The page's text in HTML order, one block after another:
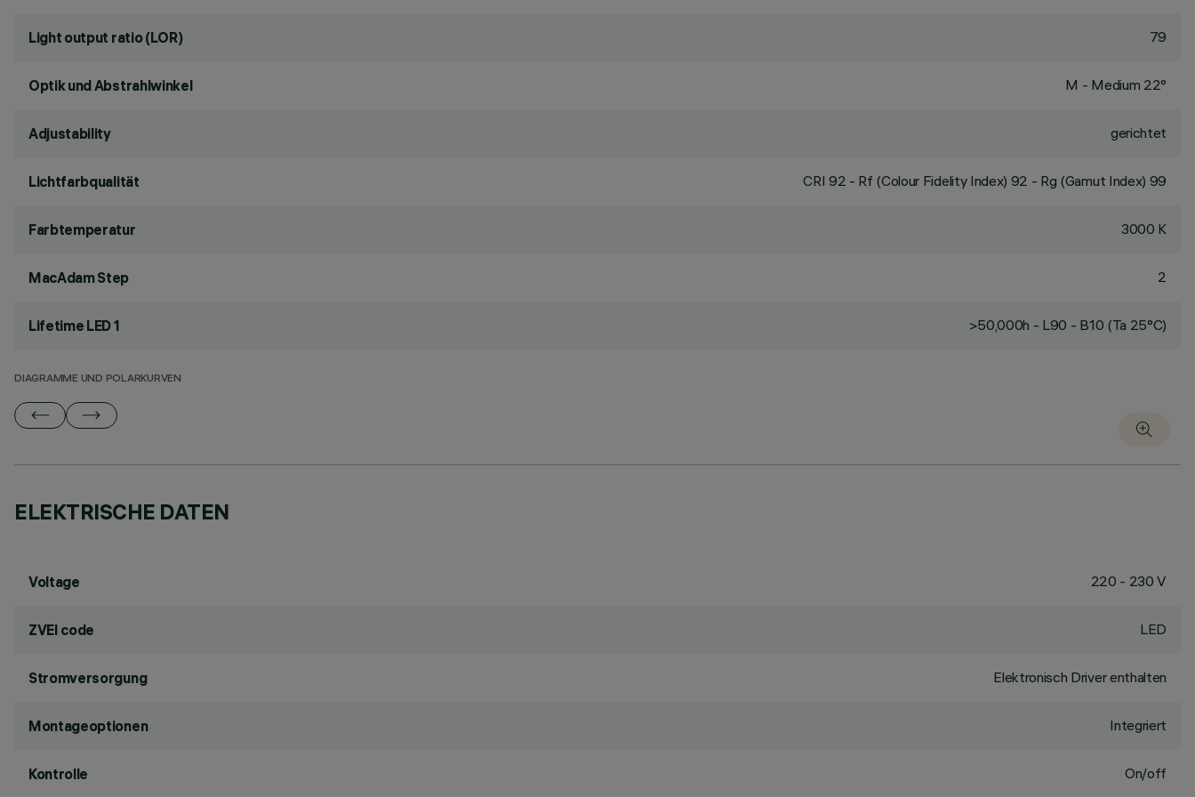
Light output ratio (LOR) 79
Optik und Abstrahlwinkel M - Medium 22°
Adjustability gerichtet
Lichtfarbqualität CRI 92 - Rf (Colour Fidelity Index) 92 - Rg (Gamut Index) 99
Farbtemperatur 3000 K
MacAdam Step 2
Lifetime LED 1 >50,000h - L90 - B10 (Ta 25°C)
DIAGRAMME UND POLARKURVEN
ELEKTRISCHE DATEN
Voltage 220 - 230 V
ZVEI code LED
Stromversorgung Elektronisch Driver enthalten
Montageoptionen Integriert
Kontrolle On/off